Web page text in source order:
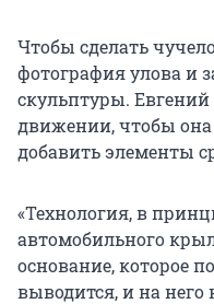
Чтобы сделать
фотография улова и
скульптуры.
движении, чтобы она
добавить элементы
«Технология, в
автомобильного
основание, которое
выводится, и на него